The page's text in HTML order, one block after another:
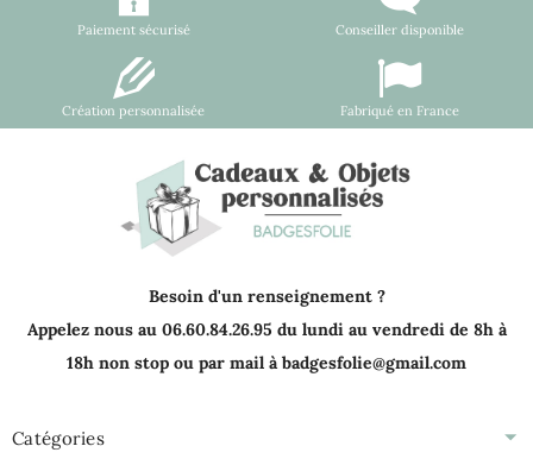
Paiement sécurisé Conseiller disponible
Création personnalisée Fabriqué en France
Besoin d'un renseignement ?
Appelez nous au 06.60.84.26.95 du lundi au vendredi de 8h à
18h non stop ou par mail à badgesfolie@gmail.com
Catégories